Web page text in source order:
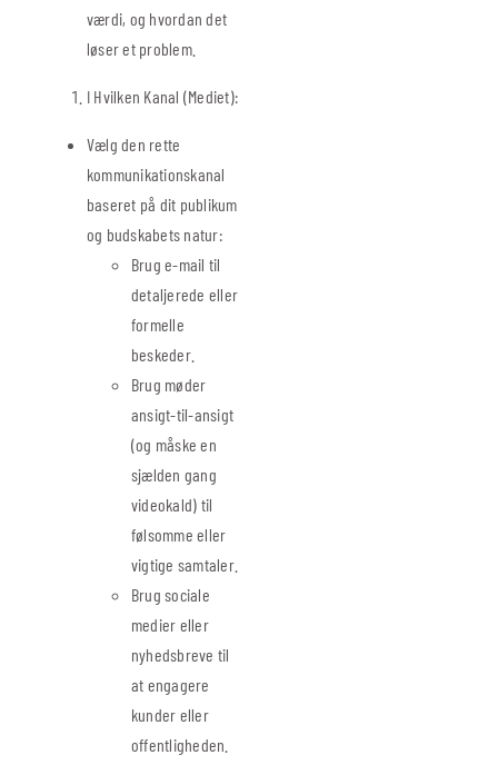
værdi, og hvordan det
løser et problem.
I Hvilken Kanal (Mediet):
Vælg den rette
kommunikationskanal
baseret på dit publikum
og budskabets natur:
Brug e-mail til
detaljerede eller
formelle
beskeder.
Brug møder
ansigt-til-ansigt
(og måske en
sjælden gang
videokald) til
følsomme eller
vigtige samtaler.
Brug sociale
medier eller
nyhedsbreve til
at engagere
kunder eller
offentligheden.